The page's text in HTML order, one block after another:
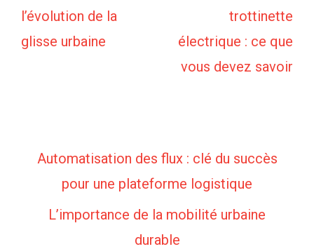
l’évolution de la
glisse urbaine
trottinette
électrique : ce que
vous devez savoir
Automatisation des flux : clé du succès
pour une plateforme logistique
L’importance de la mobilité urbaine
durable